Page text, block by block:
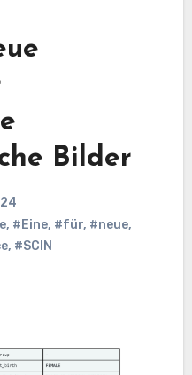
Bilder
, #Eine, #für, #neue,
, #SCIN